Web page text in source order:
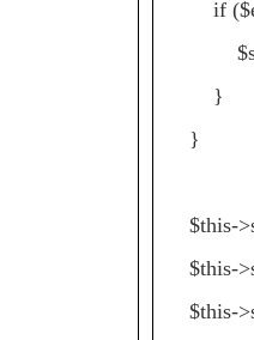
if
}
}
$this-
$this-
$this-